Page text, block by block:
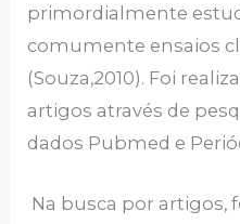
primordialmente
comumente ensaios
(Souza,2010). Foi
artigos através de
dados Pubmed e
Na busca por artigos,